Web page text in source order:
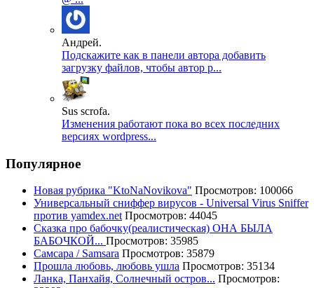
Андрей.
Подскажите как в панели автора добавить
загрузку файлов, чтобы автор р...
Sus scrofa.
Изменения работают пока во всех последних
версиях wordpress...
Популярное
Новая рубрика "KtoNaNovikova" Просмотров: 100066
Универсальный сниффер вирусов - Universal Virus Sniffer
против yamdex.net Просмотров: 44045
Сказка про бабочку(реалистическая) ОНА БЫЛА
БАБОЧКОЙ... Просмотров: 35985
Самсара / Samsara Просмотров: 35879
Прошла любовь, любовь ушла Просмотров: 35134
Ланка, Панхайя, Солнечный остров... Просмотров: